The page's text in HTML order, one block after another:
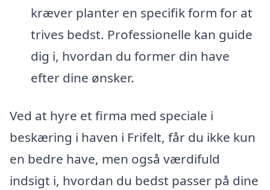
kræver planter en specifik form for at
trives bedst. Professionelle kan guide
dig i, hvordan du former din have
efter dine ønsker.
Ved at hyre et firma med speciale i
beskæring i haven i Frifelt, får du ikke kun
en bedre have, men også værdifuld
indsigt i, hvordan du bedst passer på dine